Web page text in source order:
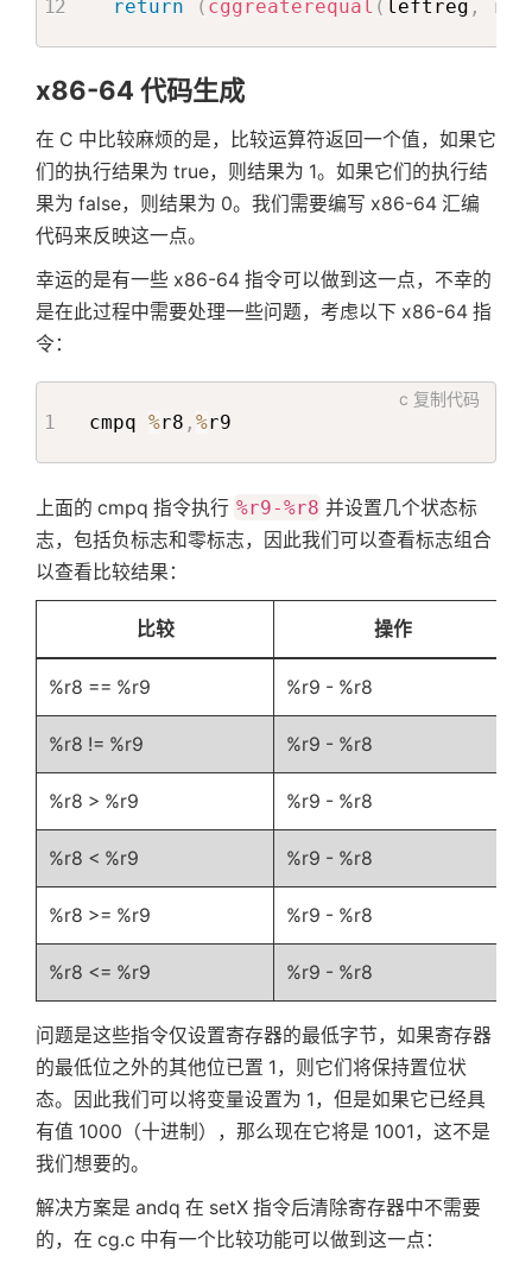
页
return
( cggreaterequal ( leftreg ,
x86-64 代码生成
在 C 中比较麻烦的是，比较运算符返回一个值，如果它
们的执行结果为 true，则结果为 1。如果它们的执行结
果为 false，则结果为 0。我们需要编写 x86-64 汇编
代码来反映这一点。
幸运的是有一些 x86-64 指令可以做到这一点，不幸的
是在此过程中需要处理一些问题，考虑以下 x86-64 指
令：
c 复制代码
cmpq %r8 ,%r9
上面的 cmpq 指令执行 %r9-%r8 并设置几个状态标
志，包括负标志和零标志，因此我们可以查看标志组合
以查看比较结果：
比较 操作
%r8 == %r9 %r9 - %r8
%r8 != %r9 %r9 - %r8
%r8 > %r9 %r9 - %r8
%r8 < %r9 %r9 - %r8
%r8 >= %r9 %r9 - %r8
%r8 <= %r9 %r9 - %r8
问题是这些指令仅设置寄存器的最低字节，如果寄存器
的最低位之外的其他位已置 1，则它们将保持置位状
态。因此我们可以将变量设置为 1，但是如果它已经具
有值 1000（十进制），那么现在它将是 1001，这不是
我们想要的。
解决方案是 andq 在 setX 指令后清除寄存器中不需要
的，在 cg.c 中有一个比较功能可以做到这一点：